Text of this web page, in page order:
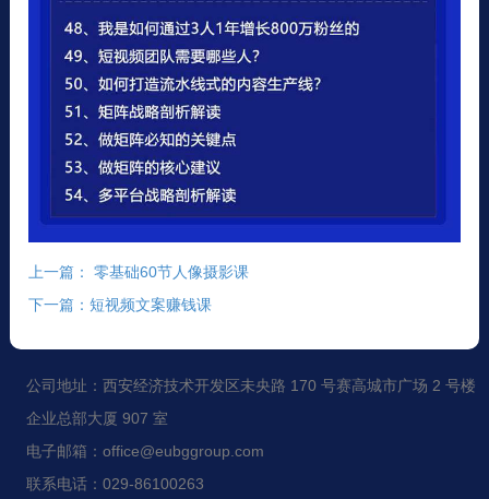
上一篇： 零基础60节人像摄影课
下一篇：短视频文案赚钱课
公司地址：西安经济技术开发区未央路 170 号赛高城市广场 2 号楼
企业总部大厦 907 室
电子邮箱：office@eubggroup.com
联系电话：029-86100263